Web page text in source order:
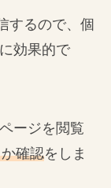
するので、個
効果的で
ージを閲覧
確認をしま